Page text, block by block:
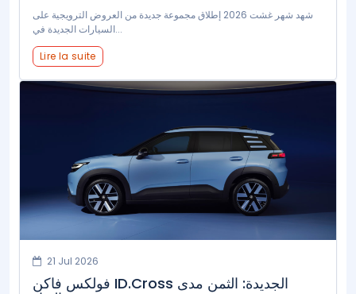
شهد شهر غشت 2026 إطلاق مجموعة جديدة من العروض الترويجية على
السيارات الجديدة في...
Lire la suite
21 Jul 2026
فولكس فاكن ID.Cross الجديدة: الثمن مدى